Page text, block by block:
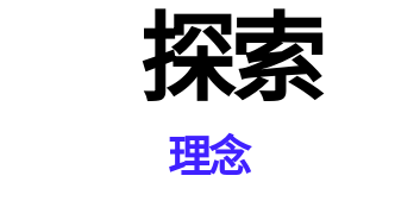
探索
理念